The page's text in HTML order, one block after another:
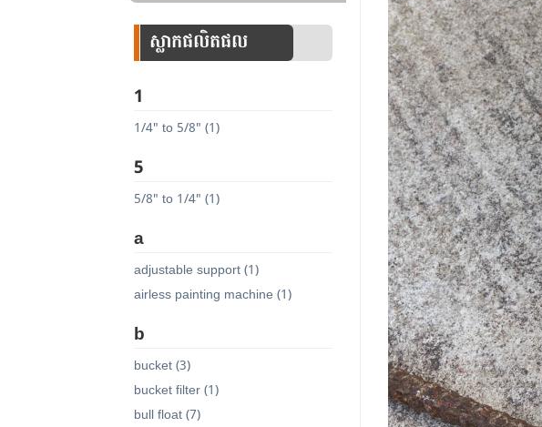
ស្លាកផលិតផល
1
1/4" to 5/8" (1)
5
5/8" to 1/4" (1)
a
adjustable support (1)
airless painting machine (1)
b
bucket (3)
bucket filter (1)
bull float (7)